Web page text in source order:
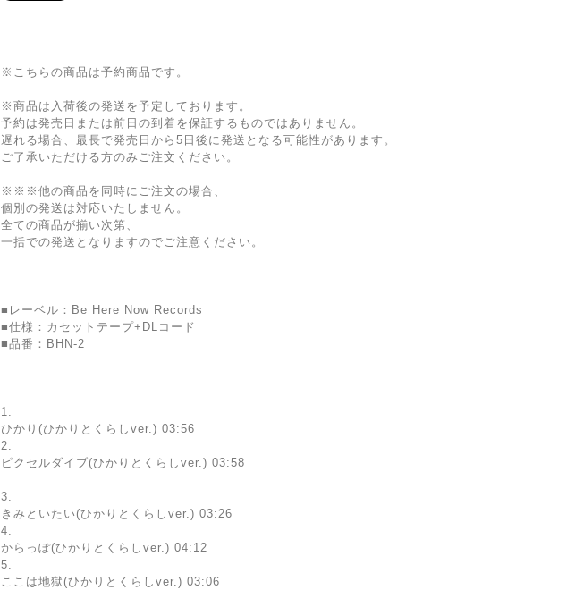
※こちらの商品は予約商品です。
※商品は入荷後の発送を予定しております。
予約は発売日または前日の到着を保証するものではありません。
遅れる場合、最長で発売日から5日後に発送となる可能性があります。
ご了承いただける方のみご注文ください。
※※※他の商品を同時にご注文の場合、
個別の発送は対応いたしません。
全ての商品が揃い次第、
一括での発送となりますのでご注意ください。
■レーベル：Be Here Now Records
■仕様：カセットテープ+DLコード
■品番：BHN-2
1.
ひかり(ひかりとくらしver.) 03:56
2.
ピクセルダイブ(ひかりとくらしver.) 03:58
3.
きみといたい(ひかりとくらしver.) 03:26
4.
からっぽ(ひかりとくらしver.) 04:12
5.
ここは地獄(ひかりとくらしver.) 03:06